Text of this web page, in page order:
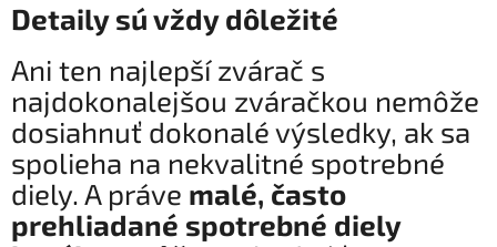
Detaily sú vždy dôležité
Ani ten najlepší zvárač s
najdokonalejšou zváračkou nemôže
dosiahnuť dokonalé výsledky, ak sa
spolieha na nekvalitné spotrebné
diely. A práve malé, často
prehliadané spotrebné diely